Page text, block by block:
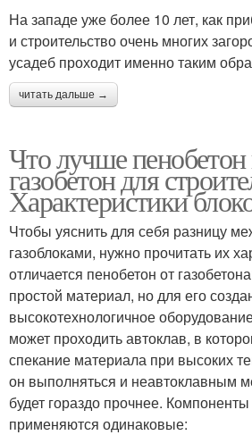
На западе уже более 10 лет, как
и строительство очень многих
усадеб проходит именно таким
читать дальше →
Что лучше
газобетон для
Характеристики
Чтобы уяснить для себя разницу
газоблоками, нужно прочитать их
отличается пенобетон от
простой материал, но для его
высокотехнологичное
может проходить автоклав, в
спекание материала при высоких
он выполняться и неавтоклавным
будет гораздо прочнее.
применяются одинаковые: